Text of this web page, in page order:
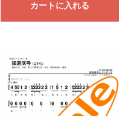
カートに入れる